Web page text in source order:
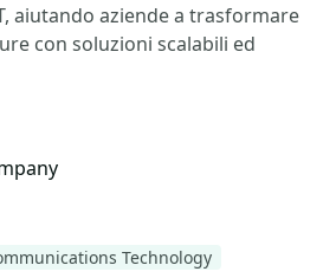
aiutando aziende a trasformare
con soluzioni scalabili ed
Technology